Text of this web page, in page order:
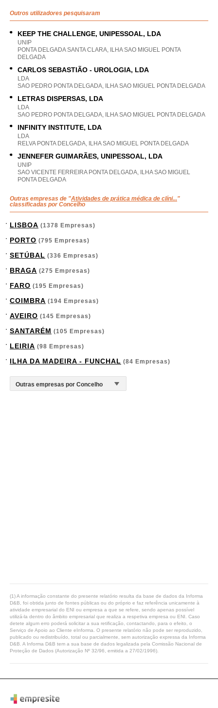
Outros utilizadores pesquisaram
KEEP THE CHALLENGE, UNIPESSOAL, LDA
UNIP
PONTA DELGADA SANTA CLARA, ILHA SAO MIGUEL PONTA
DELGADA
CARLOS SEBASTIÃO - UROLOGIA, LDA
LDA
SAO PEDRO PONTA DELGADA, ILHA SAO MIGUEL PONTA DELGADA
LETRAS DISPERSAS, LDA
LDA
SAO PEDRO PONTA DELGADA, ILHA SAO MIGUEL PONTA DELGADA
INFINITY INSTITUTE, LDA
LDA
RELVA PONTA DELGADA, ILHA SAO MIGUEL PONTA DELGADA
JENNEFER GUIMARÃES, UNIPESSOAL, LDA
UNIP
SAO VICENTE FERREIRA PONTA DELGADA, ILHA SAO MIGUEL
PONTA DELGADA
Outras empresas de "Atividades de prática médica de clíni..."
classificadas por Concelho
LISBOA (1378 Empresas)
PORTO (795 Empresas)
SETÚBAL (336 Empresas)
BRAGA (275 Empresas)
FARO (195 Empresas)
COIMBRA (194 Empresas)
AVEIRO (145 Empresas)
SANTARÉM (105 Empresas)
LEIRIA (98 Empresas)
ILHA DA MADEIRA - FUNCHAL (84 Empresas)
(1) A informação constante do presente relatório resulta da base de dados da Informa
D&B, foi obtida junto de fontes públicas ou do próprio e faz referência unicamente à
atividade empresarial do ENI ou empresa a que se refere, sendo apenas possível
utilizá-la dentro do âmbito empresarial que realiza a respetiva empresa ou ENI. Caso
detete algum erro poderá solicitar a sua retificação, contactando, para o efeito, o
Serviço de Apoio ao Cliente eInforma. O presente relatório não pode ser reproduzido,
publicado ou redistribuído, total ou parcialmente, sem autorização expressa da Informa
D&B. A Informa D&B tem a sua base de dados legalizada pela Comissão Nacional de
Proteção de Dados (Autorização Nº 32/96, emitida a 27/02/1996).